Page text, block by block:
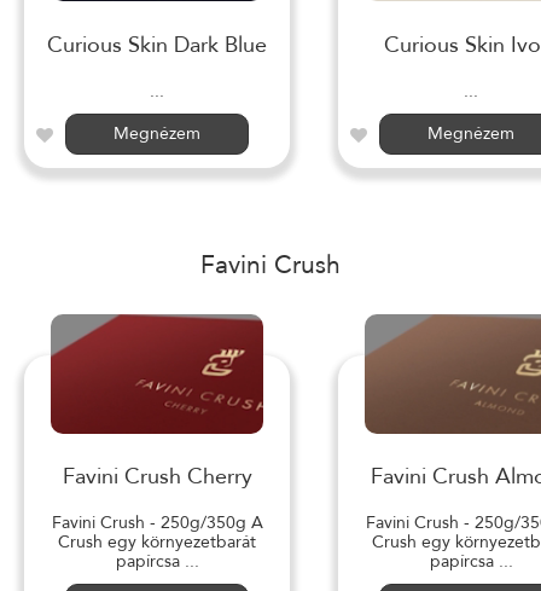
Curious Skin Dark Blue
...
Megnézem
Curious Skin
...
Megnézem
Favini Crush
Favini Crush Cherry
Favini Crush - 250g/350g A
Crush egy környezetbarát
papírcsa ...
Favini Crush
Favini Crush - 250g/
Crush egy
papírcsa ...